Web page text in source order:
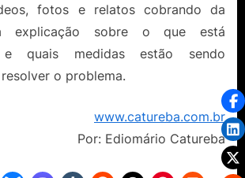
fotos e relatos cobrando da
explicação sobre o que está
e quais medidas estão sendo
o problema.
www.catureba.com.br
Por: Ediomário Catureba